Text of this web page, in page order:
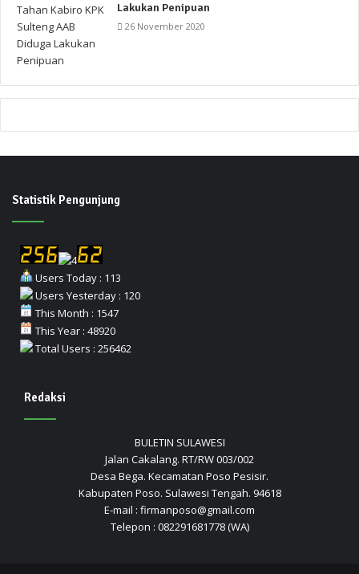
Lakukan Penipuan
26 November 2020
Statistik Pengunjung
Users Today : 113
Users Yesterday : 120
This Month : 1547
This Year : 48920
Total Users : 256462
Redaksi
BULETIN SULAWESI
Jalan Cakalang. RT/RW 003/002
Desa Bega. Kecamatan Poso Pesisir.
Kabupaten Poso. Sulawesi Tengah. 94618
E-mail : firmanposo@gmail.com
Telepon : 082291681778 (WA)